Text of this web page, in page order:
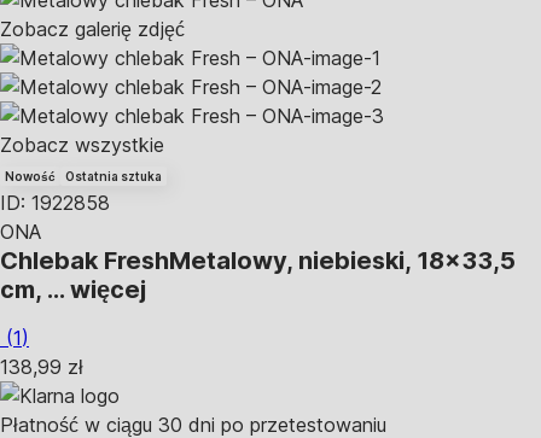
Zobacz galerię zdjęć
Zobacz wszystkie
Nowość Ostatnia sztuka
ID: 1922858
ONA
Chlebak FreshMetalowy, niebieski, 18x33,5
cm, … więcej
(1)
138,99 zł
Płatność w ciągu 30 dni po przetestowaniu